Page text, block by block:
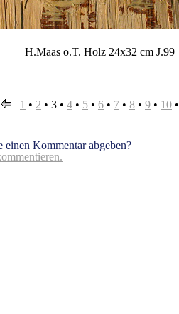
H.Maas o.T. Holz 24x32 cm J.99
1 • 2 • 3 • 4 • 5 • 6 • 7 • 8 • 9 • 10 •
einen Kommentar abgeben?